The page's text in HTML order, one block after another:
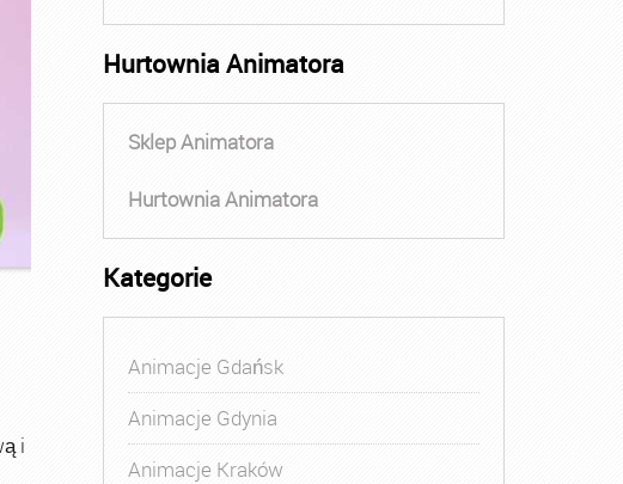
i
Hurtownia Animatora
Sklep Animatora
Hurtownia Animatora
Kategorie
Animacje Gdańsk
Animacje Gdynia
Animacje Kraków